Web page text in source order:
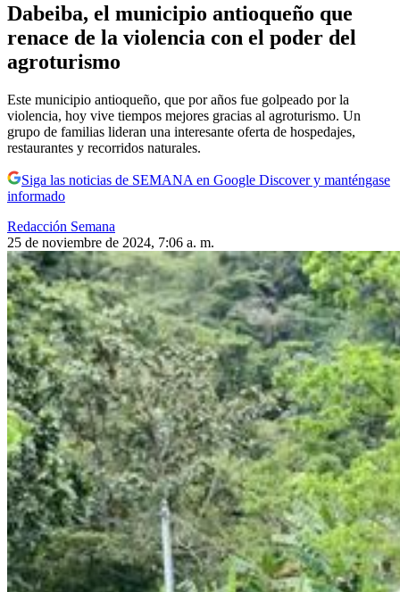
Dabeiba, el municipio antioqueño que
renace de la violencia con el poder del
agroturismo
Este municipio antioqueño, que por años fue golpeado por la
violencia, hoy vive tiempos mejores gracias al agroturismo. Un
grupo de familias lideran una interesante oferta de hospedajes,
restaurantes y recorridos naturales.
Siga las noticias de SEMANA en Google Discover y manténgase
informado
Redacción Semana
25 de noviembre de 2024, 7:06 a. m.